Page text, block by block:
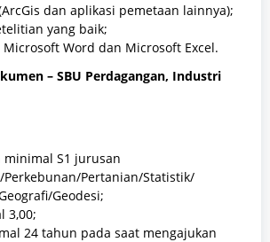
dan aplikasi pemetaan lainnya);
yang baik;
Word dan Microsoft Excel.
– SBU Perdagangan, Industri
minimal S1 jurusan
Perkebunan/Pertanian/Statistik/
Geodesi;
3,00;
24 tahun pada saat mengajukan